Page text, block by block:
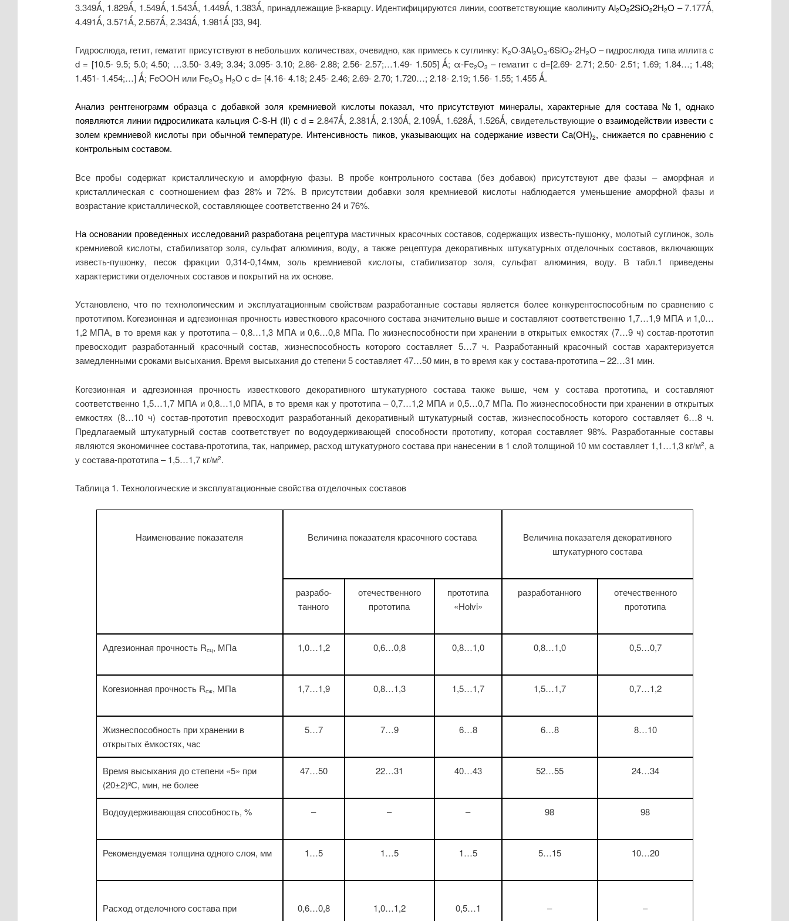
3.349Ǻ, 1.829Ǻ, 1.549Ǻ, 1.543Ǻ, 1.449Ǻ, 1.383Ǻ, принадлежащие β-кварцу. Идентифицируются линии, соответствующие каолинитуAl2O32SiO22H2O – 7.177Ǻ,
4.491Ǻ, 3.571Ǻ, 2.567Ǻ, 2.343Ǻ, 1.981Ǻ [33, 94].
Гидрослюда, гетит, гематит присутствуют в небольших количествах, очевидно, как примесь к суглинку: K2O·3Al2O3·6SiO2·2H2O – гидрослюда типа иллита с
d = [10.5- 9.5; 5.0; 4.50; …3.50- 3.49; 3.34; 3.095- 3.10; 2.86- 2.88; 2.56- 2.57;…1.49- 1.505] Ǻ; α-Fe2O3 – гематит с d=[2.69- 2.71; 2.50- 2.51; 1.69; 1.84…; 1.48;
1.451- 1.454;…] Ǻ; FeOOH или Fe2O3 H2O с d= [4.16- 4.18; 2.45- 2.46; 2.69- 2.70; 1.720…; 2.18- 2.19; 1.56- 1.55; 1.455 Ǻ.
Анализ рентгенограмм образца с добавкой золя кремниевой кислоты показал, что присутствуют минералы, характерные для состава №1, однако
появляются линии гидросиликата кальция C-S-H (II) с d = 2.847Ǻ, 2.381Ǻ, 2.130Ǻ, 2.109Ǻ, 1.628Ǻ, 1.526Ǻ, свидетельствующие о взаимодействии извести с
золем кремниевой кислоты при обычной температуре. Интенсивность пиков, указывающих на содержание извести Са(ОН)2, снижается по сравнению с
контрольным составом.
Все пробы содержат кристаллическую и аморфную фазы. В пробе контрольного состава (без добавок) присутствуют две фазы – аморфная и
кристаллическая с соотношением фаз 28% и 72%. В присутствии добавки золя кремниевой кислоты наблюдается уменьшение аморфной фазы и
возрастание кристаллической, составляющее соответственно 24 и 76%.
На основании проведенных исследований разработана рецептурамастичных красочных составов, содержащих известь-пушонку, молотый суглинок, золь
кремниевой кислоты, стабилизатор золя, сульфат алюминия, воду, а также рецептура декоративных штукатурных отделочных составов, включающих
известь-пушонку, песок фракции 0,314-0,14мм, золь кремниевой кислоты, стабилизатор золя, сульфат алюминия, воду. В табл.1 приведены
характеристики отделочных составов и покрытий на их основе.
Установлено, что по технологическим и эксплуатационным свойствам разработанные составы является более конкурентоспособным по сравнению с
прототипом. Когезионная и адгезионная прочность известкового красочного состава значительно выше и составляют соответственно 1,7…1,9 МПА и 1,0…
1,2 МПА, в то время как у прототипа – 0,8…1,3 МПА и 0,6…0,8 МПа. По жизнеспособности при хранении в открытых емкостях (7…9 ч) состав-прототип
превосходит разработанный красочный состав, жизнеспособность которого составляет 5…7 ч. Разработанный красочный состав характеризуется
замедленными сроками высыхания. Время высыхания до степени 5 составляет 47…50 мин, в то время как у состава-прототипа – 22…31 мин.
Когезионная и адгезионная прочность известкового декоративного штукатурного состава также выше, чем у состава прототипа, и составляют
соответственно 1,5…1,7 МПА и 0,8…1,0 МПА, в то время как у прототипа – 0,7…1,2 МПА и 0,5…0,7 МПа. По жизнеспособности при хранении в открытых
емкостях (8…10 ч) состав-прототип превосходит разработанный декоративный штукатурный состав, жизнеспособность которого составляет 6…8 ч.
Предлагаемый штукатурный состав соответствует по водоудерживающей способности прототипу, которая составляет 98%. Разработанные составы
являются экономичнее состава-прототипа, так, например, расход штукатурного состава при нанесении в 1 слой толщиной 10 мм составляет 1,1…1,3 кг/м2, а
у состава-прототипа – 1,5…1,7 кг/м2.
Таблица 1. Технологические и эксплуатационные свойства отделочных составов
Наименование показателя Величина показателя красочного состава
Величина показателя декоративного
штукатурного состава
разрабо-
танного
отечественного
прототипа
прототипа
«Holvi»
разработанного
отечественного
прототипа
Адгезионная прочность Rсц, МПа 1,0…1,2 0,6…0,8 0,8…1,0 0,8…1,0 0,5…0,7
Когезионная прочность Rсж, МПа 1,7…1,9 0,8…1,3 1,5…1,7 1,5…1,7 0,7…1,2
Жизнеспособность при хранении в
открытых ёмкостях, час
5…7 7…9 6…8 6…8 8…10
Время высыхания до степени «5» при
(20±2)ºС, мин, не более
47…50 22…31 40…43 52…55 24…34
Водоудерживающая способность, % – – – 98 98
Рекомендуемая толщина одного слоя, мм 1…5 1…5 1…5 5…15 10…20
Расход отделочного состава при 0,6…0,8 1,0…1,2 0,5…1 – –